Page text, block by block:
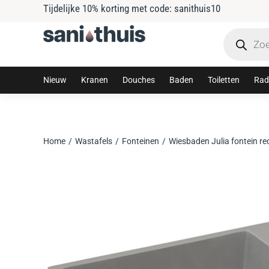
Tijdelijke 10% korting met code: sanithuis10
Nieuw Kranen Douches Baden Toiletten
Je bent hier:
Home Wastafels Fonteinen Wiesbaden Julia fontein